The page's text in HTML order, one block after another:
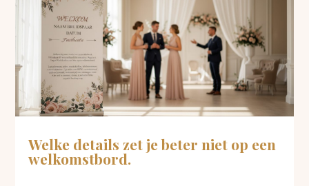
Welke details zet je beter niet op een
welkomstbord.